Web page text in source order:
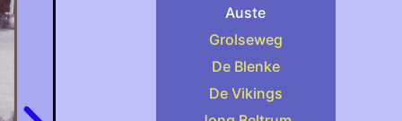
Auste
Grolseweg
De Blenke
De Vikings